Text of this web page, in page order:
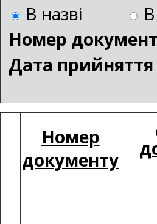
В назві
Номер
Дата прийняття
Номер
документу